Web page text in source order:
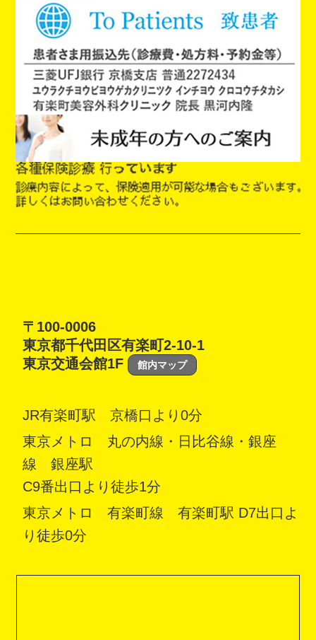
〒100-0006
東京都千代田区有楽町2-10-1
東京交通会館1F
館内マップ
JR有楽町駅 京橋口より0分
東京メトロ 丸の内線・日比谷線・銀座
線 銀座駅
C9番出口より徒歩1分
東京メトロ 有楽町線 有楽町駅 D7出口よ
り徒歩0分